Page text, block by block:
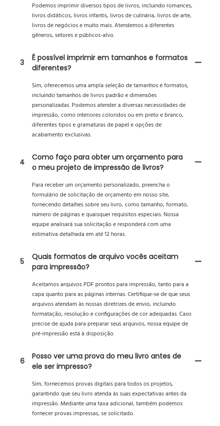
Podemos imprimir diversos tipos de livros, incluindo romances,
livros didáticos, livros infantis, livros de culinária, livros de arte,
livros de negócios e muito mais. Atendemos a diferentes
gêneros, setores e públicos-alvo.
3
É possível imprimir em tamanhos e formatos
diferentes?
Sim, oferecemos uma ampla seleção de tamanhos e formatos,
incluindo tamanhos de livros padrão e dimensões
personalizadas. Podemos atender a diversas necessidades de
impressão, como interiores coloridos ou em preto e branco,
diferentes tipos e gramaturas de papel e opções de
acabamento exclusivas.
4
Como faço para obter um orçamento para
o meu projeto de impressão de livros?
Para receber um orçamento personalizado, preencha o
formulário de solicitação de orçamento em nosso site,
fornecendo detalhes sobre seu livro, como tamanho, formato,
número de páginas e quaisquer requisitos especiais. Nossa
equipe analisará sua solicitação e responderá com uma
estimativa detalhada em até 12 horas.
5
Quais formatos de arquivo vocês aceitam
para impressão?
Aceitamos arquivos PDF prontos para impressão, tanto para a
capa quanto para as páginas internas. Certifique-se de que seus
arquivos atendam às nossas diretrizes de envio, incluindo
formatação, resolução e configurações de cor adequadas. Caso
precise de ajuda para preparar seus arquivos, nossa equipe de
pré-impressão está à disposição.
6
Posso ver uma prova do meu livro antes de
ele ser impresso?
Sim, fornecemos provas digitais para todos os projetos,
garantindo que seu livro atenda às suas expectativas antes da
impressão. Mediante uma taxa adicional, também podemos
fornecer provas impressas, se solicitado.